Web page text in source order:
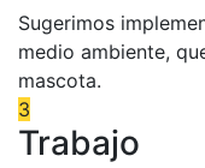
Sugerimos
medio ambiente,
mascota.
3
Trabajo